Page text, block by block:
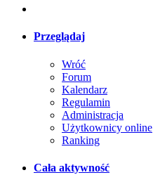
Przeglądaj
Wróć
Forum
Kalendarz
Regulamin
Administracja
Użytkownicy online
Ranking
Cała aktywność